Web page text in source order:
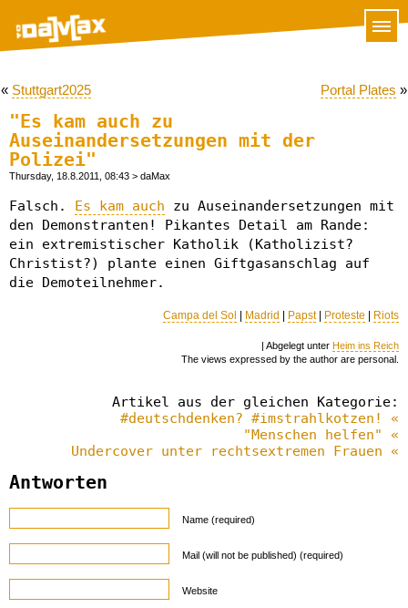
« Stuttgart2025 Portal Plates »
"Es kam auch zu
Auseinandersetzungen mit der
Polizei"
Thursday, 18.8.2011, 08:43 > daMax
Falsch. Es kam auch zu Auseinandersetzungen mit
den Demonstranten! Pikantes Detail am Rande:
ein extremistischer Katholik (Katholizist?
Christist?) plante einen Giftgasanschlag auf
die Demoteilnehmer.
Campa del Sol Madrid Papst| Proteste Riots
| Abgelegt unter Heim ins Reich
The views expressed by the author are personal.
Artikel aus der gleichen Kategorie:
#deutschdenken? #imstrahlkotzen! «
"Menschen helfen" «
Undercover unter rechtsextremen Frauen «
Antworten
Name (required)
Mail (will not be published) (required)
Website